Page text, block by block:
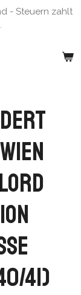
- Steuern zahlt
41)